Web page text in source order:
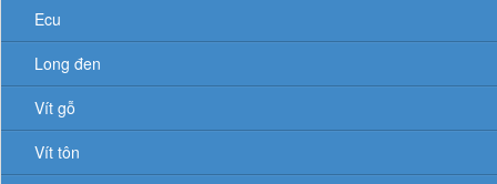
Ecu
Long đen
Vít gỗ
Vít tôn